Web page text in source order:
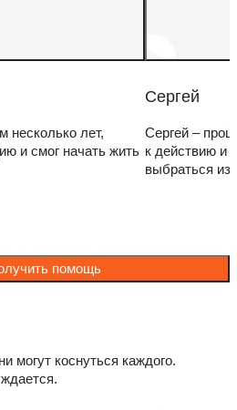
несколько лет,
и смог начать жить
Сергей
Сергей –
к действию и
выбраться из
помощь
могут коснуться каждого.